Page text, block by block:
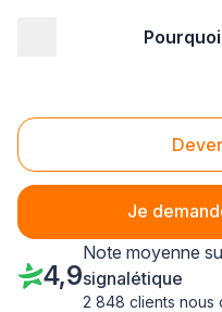
Je
Enseigniste Paris
4,9
Note moyenne
signalétique
2 848 clients nous